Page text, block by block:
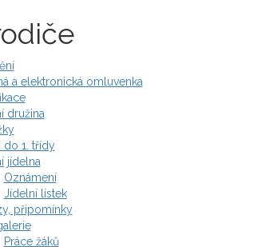
a elektronická omluvenka
družina
do 1. třídy
jídelna
Oznámení
Jídelní lístek
připomínky
Práce žáků